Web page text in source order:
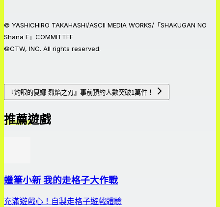
© YASHICHIRO TAKAHASHI/ASCII MEDIA WORKS/「SHAKUGAN NO
Shana F」COMMITTEE
©CTW, INC. All rights reserved.
『灼眼的夏娜 烈焰之刃』事前預約人數突破1萬件！
推薦遊戲
蠟筆小新 我的走格子大作戰
充滿遊戲心！自製走格子遊戲體驗